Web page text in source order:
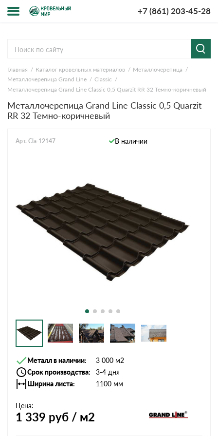
+7 (861) 203-45-28
компании
и оплата
Главная Каталог кровельных материалов
Металлочерепица
Металлочерепица Grand Line
Classic
Металлочерепица Grand Line Classic 0,5 Quarzit RR 32 Темно-коричневый
Металлочерепица Grand Line Classic 0,5 Quarzit
RR 32 Темно-коричневый
Арт. Cla-12147 В наличии
Металл в наличии
3 000 м2
Срок производства
3-4 дня
Ширина листа
1100 мм
Цена:
1 339 руб / м2